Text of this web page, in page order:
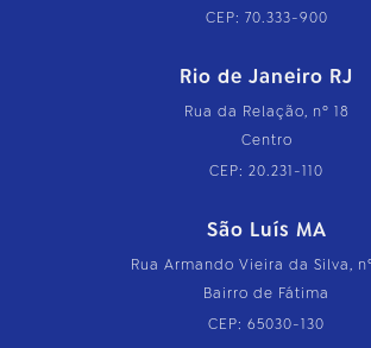
CEP: 70.333-900
Rio de Janeiro RJ
Rua da Relação, nº 18
Centro
CEP: 20.231-110
São Luís MA
Rua Armando Vieira da Silva,
Bairro de Fátima
CEP: 65030-130